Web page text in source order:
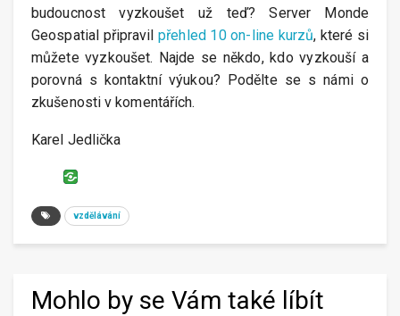
budoucnost vyzkoušet už teď? Server Monde
Geospatial připravilpřehled 10 on-line kurzů, které si
můžete vyzkoušet. Najde se někdo, kdo vyzkouší a
porovná s kontaktní výukou? Podělte se s námi o
zkušenosti v komentářích.
Karel Jedlička
vzdělávání
Mohlo by se Vám také líbít